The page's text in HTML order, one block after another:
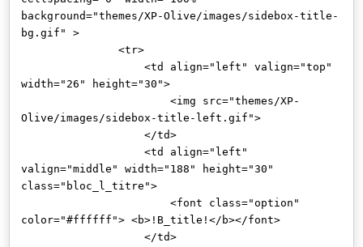
background="themes/XP-Olive/images/sidebox-title-
bg.gif" >
<tr>
<td align="left" valign="top"
width="26" height="30">
<img src="themes/XP-
Olive/images/sidebox-title-left.gif">
</td>
<td align="left"
valign="middle" width="188" height="30"
class="bloc_l_titre">
<font class="option"
color="#ffffff"> <b>!B_title!</b></font>
</td>